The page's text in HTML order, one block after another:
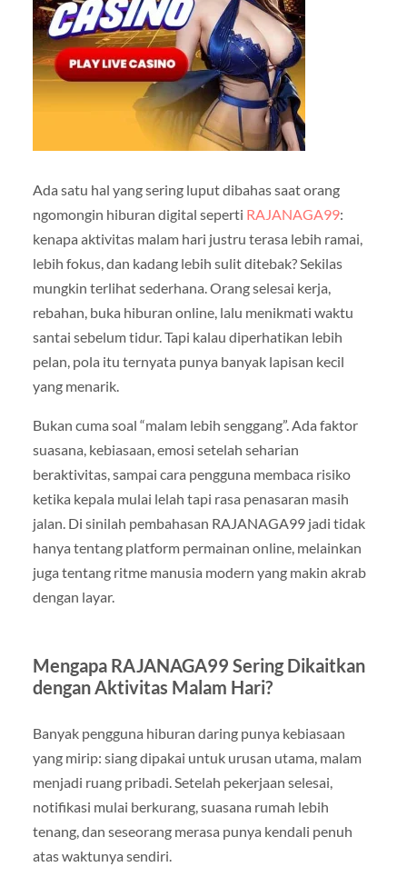
Ada satu hal yang sering luput dibahas saat orang
ngomongin hiburan digital seperti RAJANAGA99:
kenapa aktivitas malam hari justru terasa lebih ramai,
lebih fokus, dan kadang lebih sulit ditebak? Sekilas
mungkin terlihat sederhana. Orang selesai kerja,
rebahan, buka hiburan online, lalu menikmati waktu
santai sebelum tidur. Tapi kalau diperhatikan lebih
pelan, pola itu ternyata punya banyak lapisan kecil
yang menarik.
Bukan cuma soal “malam lebih senggang”. Ada faktor
suasana, kebiasaan, emosi setelah seharian
beraktivitas, sampai cara pengguna membaca risiko
ketika kepala mulai lelah tapi rasa penasaran masih
jalan. Di sinilah pembahasan RAJANAGA99 jadi tidak
hanya tentang platform permainan online, melainkan
juga tentang ritme manusia modern yang makin akrab
dengan layar.
Mengapa RAJANAGA99 Sering Dikaitkan
dengan Aktivitas Malam Hari?
Banyak pengguna hiburan daring punya kebiasaan
yang mirip: siang dipakai untuk urusan utama, malam
menjadi ruang pribadi. Setelah pekerjaan selesai,
notifikasi mulai berkurang, suasana rumah lebih
tenang, dan seseorang merasa punya kendali penuh
atas waktunya sendiri.